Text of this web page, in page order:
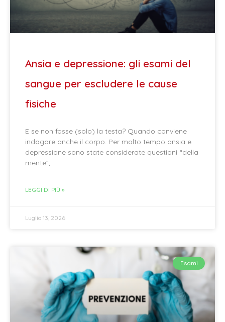
Ansia e depressione: gli esami del
sangue per escludere le cause
fisiche
E se non fosse (solo) la testa? Quando conviene
indagare anche il corpo. Per molto tempo ansia e
depressione sono state considerate questioni “della
mente”,
LEGGI DI PIÙ »
Luglio 13, 2026
Esami